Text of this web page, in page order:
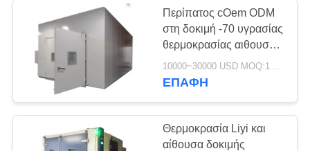
Περίπατος cOem ODM
στη δοκιμή -70 υγρασίας
θερμοκρασίας αιθουσών
δοκιμής σε 150C
10000~30000 USD MOQ:1 σύνολο
ΕΠΑΦΉ
Θερμοκρασία Liyi και
αίθουσα δοκιμής